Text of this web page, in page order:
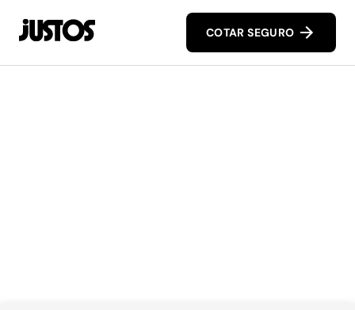
COTAR SEGURO